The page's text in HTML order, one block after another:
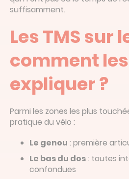
suffisamment.
Les TMS sur
comment les
expliquer ?
Parmi les zones les plus
pratique du vélo :
Le genou : première
Le bas du dos: toutes
confondues